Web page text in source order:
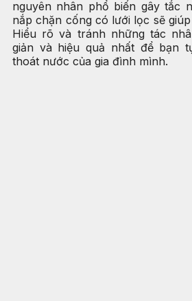
nguyên nhân phổ biến gây tắc
nắp chặn cống có lưới lọc sẽ
Hiểu rõ và tránh những tác
giản và hiệu quả nhất để bạn
thoát nước của gia đình mình.